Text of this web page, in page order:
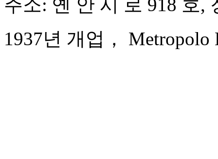
주소: 옌 안 시 로 918 호,
1937년 개업， Metropolo